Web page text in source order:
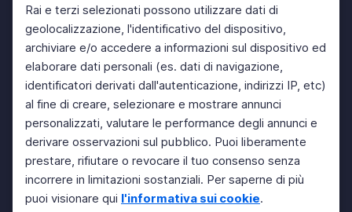
Rai e terzi selezionati possono utilizzare dati di
geolocalizzazione, l'identificativo del dispositivo,
archiviare e/o accedere a informazioni sul dispositivo ed
elaborare dati personali (es. dati di navigazione,
identificatori derivati dall'autenticazione, indirizzi IP, etc)
al fine di creare, selezionare e mostrare annunci
personalizzati, valutare le performance degli annunci e
derivare osservazioni sul pubblico. Puoi liberamente
prestare, rifiutare o revocare il tuo consenso senza
incorrere in limitazioni sostanziali. Per saperne di più
puoi visionare qui l'informativa sui cookie.